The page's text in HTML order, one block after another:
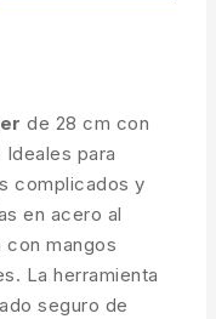
de 28 cm con
Ideales para
complicados y
en acero al
mangos
La herramienta
seguro de